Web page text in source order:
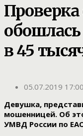
Проверка
в 45
05.07.2019 17:00
Девушка,
мошенницей. Об
УМВД России по